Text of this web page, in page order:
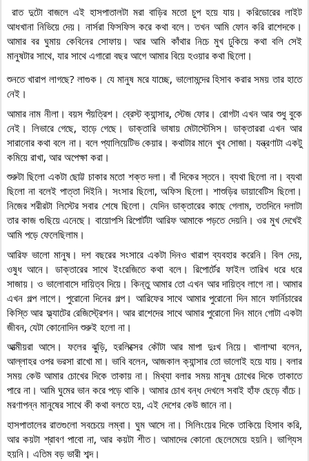
রাত দুটো বাজলে এই হাসপাতালটা মরা বাড়ির মতো চুপ হয়ে যায়। করিডোরের লাইট
আধখানা নিভিয়ে দেয়। নার্সরা ফিসফিস করে কথা বলে। তখন আমি ফোন করি রাশেদকে।
আমার বর ঘুমায় কেবিনের সোফায়। আর আমি কাঁথার নিচে মুখ ঢুকিয়ে কথা বলি সেই
মানুষটার সাথে, যার সাথে এগারো বছর আগে আমার বিয়ে হওয়ার কথা ছিলো।
শুনতে খারাপ লাগছে? লাগুক। যে মানুষ মরে যাচ্ছে, ভালোমন্দের হিসাব করার সময় তার হাতে
নেই।
আমার নাম নীলা। বয়স পঁয়ত্রিশ। ব্রেস্ট ক্যান্সার, স্টেজ ফোর। রোগটা এখন আর শুধু বুকে
নেই। লিভারে গেছে, হাড়ে গেছে। ডাক্তারি ভাষায় মেটাস্টেসিস। ডাক্তাররা এখন আর
সারানোর কথা বলে না। বলে প্যালিয়েটিভ কেয়ার। কথাটার মানে খুব সোজা। যন্ত্রণাটা একটু
কমিয়ে রাখা, আর অপেক্ষা করা।
শুরুটা ছিলো একটা ছোট্ট চাকার মতো শক্ত দলা। বাঁ দিকের স্তনে। ব্যথা ছিলো না। ব্যথা
ছিলো না বলেই পাত্তা দিইনি। সংসার ছিলো, অফিস ছিলো। শাশুড়ির ডায়াবেটিস ছিলো।
নিজের শরীরটা লিস্টের সবার শেষে ছিলো। যেদিন ডাক্তারের কাছে গেলাম, ততদিনে দলাটা
তার কাজ গুছিয়ে এনেছে। বায়োপসি রিপোর্টটা আরিফ আমাকে পড়তে দেয়নি। ওর মুখ দেখেই
আমি পড়ে ফেলেছিলাম।
আরিফ ভালো মানুষ। দশ বছরের সংসারে একটা দিনও খারাপ ব্যবহার করেনি। বিল দেয়,
ওষুধ আনে। ডাক্তারের সাথে ইংরেজিতে কথা বলে। রিপোর্টের ফাইল তারিখ ধরে ধরে
সাজায়। ও ভালোবাসে দায়িত্ব দিয়ে। কিন্তু আমার তো এখন আর দায়িত্ব লাগে না। আমার
এখন গল্প লাগে। পুরোনো দিনের গল্প। আরিফের সাথে আমার পুরোনো দিন মানে ফার্নিচারের
কিস্তি আর ফ্ল্যাটের রেজিস্ট্রেশন। আর রাশেদের সাথে আমার পুরোনো দিন মানে গোটা একটা
জীবন, যেটা কোনোদিন শুরুই হলো না।
আত্মীয়রা আসে। ফলের ঝুড়ি, হরলিক্সের কৌটা আর মাপা দুঃখ নিয়ে। খালাম্মা বলেন,
আল্লাহর ওপর ভরসা রাখো মা। ভাবি বলেন, আজকাল ক্যান্সার তো ভালোই হয়ে যায়। বলার
সময় কেউ আমার চোখের দিকে তাকায় না। মিথ্যা বলার সময় মানুষ চোখের দিকে তাকাতে
পারে না। আমি ঘুমের ভান করে পড়ে থাকি। আমার চোখ বন্ধ দেখলে সবাই হাঁফ ছেড়ে বাঁচে।
মরণাপন্ন মানুষের সাথে কী কথা বলতে হয়, এই দেশের কেউ জানে না।
হাসপাতালের রাতগুলো সবচেয়ে লম্বা। ঘুম আসে না। সিলিংয়ের দিকে তাকিয়ে হিসাব করি,
আর কয়টা শ্রাবণ পাবো না, আর কয়টা শীত। আমাদের কোনো ছেলেমেয়ে হয়নি। ভাগ্যিস
হয়নি। এতিম বড় ভারী শব্দ।